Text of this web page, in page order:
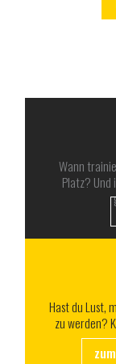
Wann
Platz?
Hast du Lust,
zu werden?